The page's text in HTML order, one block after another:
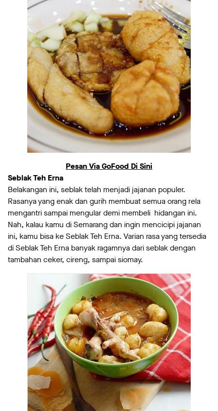
Pesan Via GoFood Di Sini
Seblak Teh Erna
Belakangan ini, seblak telah menjadi jajanan populer.
Rasanya yang enak dan gurih membuat semua orang rela
mengantri sampai mengular demi membeli hidangan ini.
Nah, kalau kamu di Semarang dan ingin mencicipi jajanan
ini, kamu bisa ke Seblak Teh Erna. Varian rasa yang tersedia
di Seblak Teh Erna banyak ragamnya dari seblak dengan
tambahan ceker, cireng, sampai siomay.